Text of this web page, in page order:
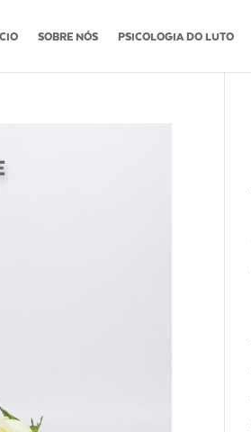
SOBRE NÓS PSICOLOGIA DO LUTO